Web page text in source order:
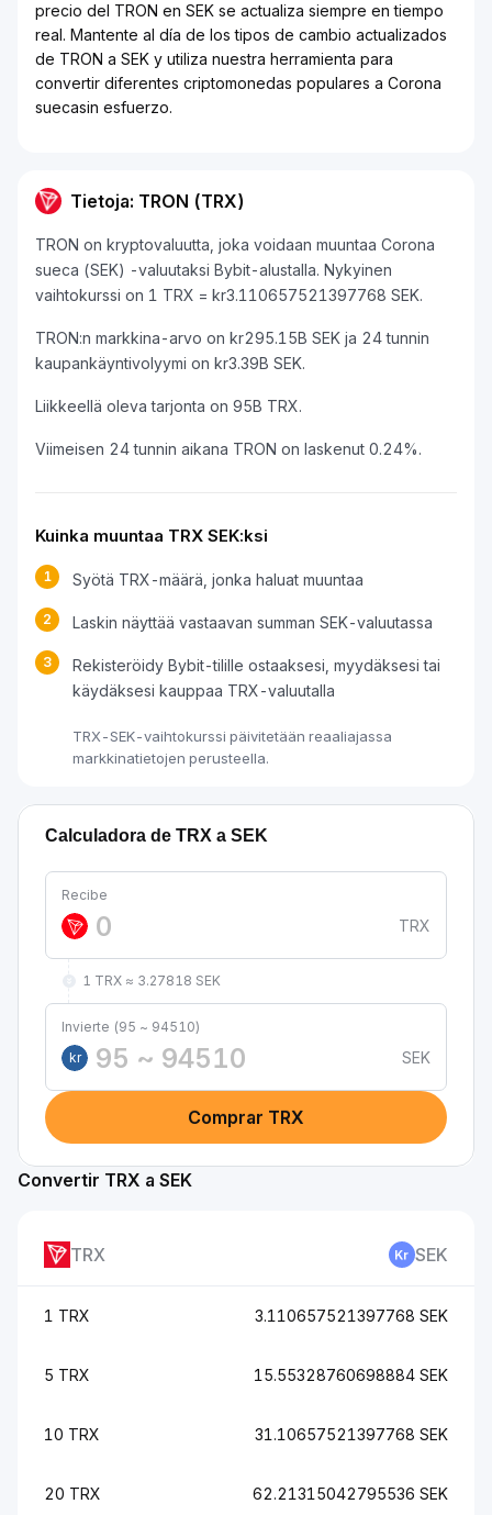
precio del TRON en SEK se actualiza siempre en tiempo
real. Mantente al día de los tipos de cambio actualizados
de TRON a SEK y utiliza nuestra herramienta para
convertir diferentes criptomonedas populares a Corona
suecasin esfuerzo.
Tietoja: TRON (TRX)
TRON on kryptovaluutta, joka voidaan muuntaa Corona
sueca (SEK) -valuutaksi Bybit-alustalla. Nykyinen
vaihtokurssi on 1 TRX = kr3.110657521397768 SEK.
TRON:n markkina-arvo on kr295.15B SEK ja 24 tunnin
kaupankäyntivolyymi on kr3.39B SEK.
Liikkeellä oleva tarjonta on 95B TRX.
Viimeisen 24 tunnin aikana TRON on laskenut 0.24%.
Kuinka muuntaa TRX SEK:ksi
1 Syötä TRX-määrä, jonka haluat muuntaa
2 Laskin näyttää vastaavan summan SEK-valuutassa
3
Rekisteröidy Bybit-tilille ostaaksesi, myydäksesi tai
käydäksesi kauppaa TRX-valuutalla
TRX-SEK-vaihtokurssi päivitetään reaaliajassa
markkinatietojen perusteella.
Calculadora de TRX a SEK
Recibe
TRX
1 TRX ≈ 3.27818 SEK
Invierte (95 ~ 94510)
kr
SEK
Comprar TRX
Convertir TRX a SEK
TRX SEK
1 TRX 3.110657521397768 SEK
5 TRX 15.55328760698884 SEK
10 TRX 31.10657521397768 SEK
20 TRX 62.21315042795536 SEK